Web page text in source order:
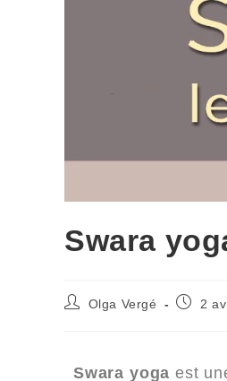
Swara
Olga Vergé 2
Swara yoga est